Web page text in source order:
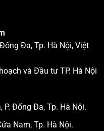
Đa, Tp. Hà Nội, Việt
và Đầu tư TP. Hà Nội
P. Đống Đa, Tp. Hà Nội.
Nam, Tp. Hà Nội.